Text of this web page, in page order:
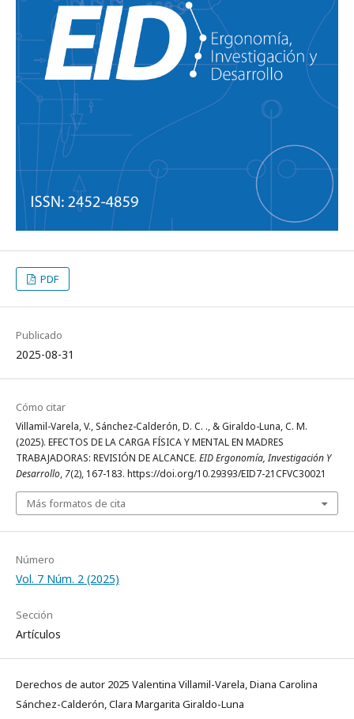
PDF
Publicado
2025-08-31
Cómo citar
Villamil-Varela, V., Sánchez-Calderón, D. C. ., & Giraldo-Luna, C. M.
(2025). EFECTOS DE LA CARGA FÍSICA Y MENTAL EN MADRES
TRABAJADORAS: REVISIÓN DE ALCANCE. EID Ergonomía, Investigación Y
Desarrollo, 7(2), 167-183. https://doi.org/10.29393/EID7-21CFVC30021
Más formatos de cita
Número
Vol. 7 Núm. 2 (2025)
Sección
Artículos
Derechos de autor 2025 Valentina Villamil-Varela, Diana Carolina
Sánchez-Calderón, Clara Margarita Giraldo-Luna